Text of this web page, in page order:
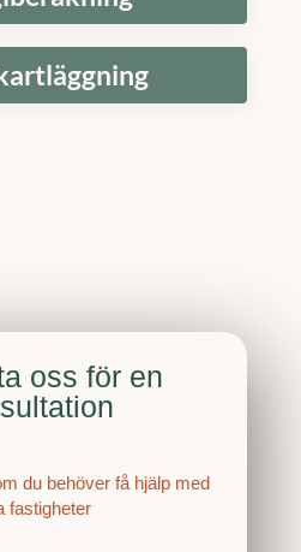
oss för en
du behöver få hjälp med
fastigheter